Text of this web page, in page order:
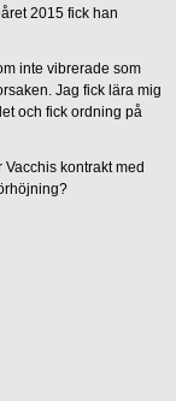
2015 fick han
inte vibrerade som
Jag fick lära mig
och fick ordning på
kontrakt med